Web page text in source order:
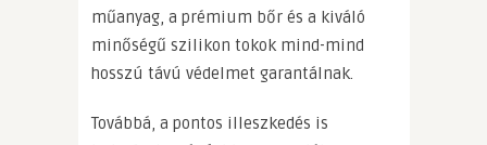
műanyag, a prémium bőr és a kiváló
minőségű szilikon tokok mind-mind
hosszú távú védelmet garantálnak.
Továbbá, a pontos illeszkedés is